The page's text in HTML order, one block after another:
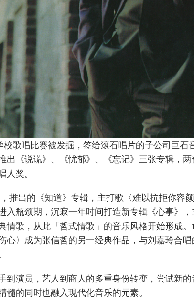
歌唱比赛被发掘，签给滚石唱片的子公司巨石
出《说谎》、《忧郁》、《忘记》三张专辑，
人奖。
推出的《知道》专辑，主打歌〈难以抗拒你容
入瓶颈期，沉寂一年时间打造新专辑《心事》
情歌，从此「哲式情歌」的音乐风格开始形成
心〉成为张信哲的另一经典作品，与刘嘉玲合
到演员，艺人到商人的多重身份转变，尝试新
的同时也融入现代化音乐的元素。